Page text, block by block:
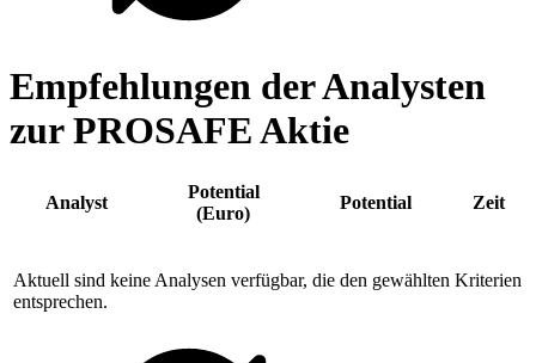
Empfehlungen der Analysten
zur PROSAFE Aktie
Analyst
Potential
(Euro)
Potential Zeit
Aktuell sind keine Analysen verfügbar, die den gewählten Kriterien
entsprechen.